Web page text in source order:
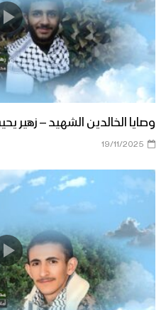
وصايا الخالدين الشهيد – زهير
19/11/2025